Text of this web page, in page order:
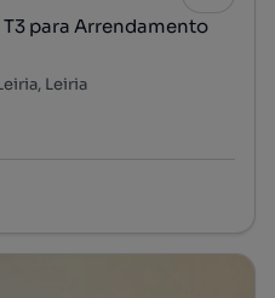
para Arrendamento
Leiria